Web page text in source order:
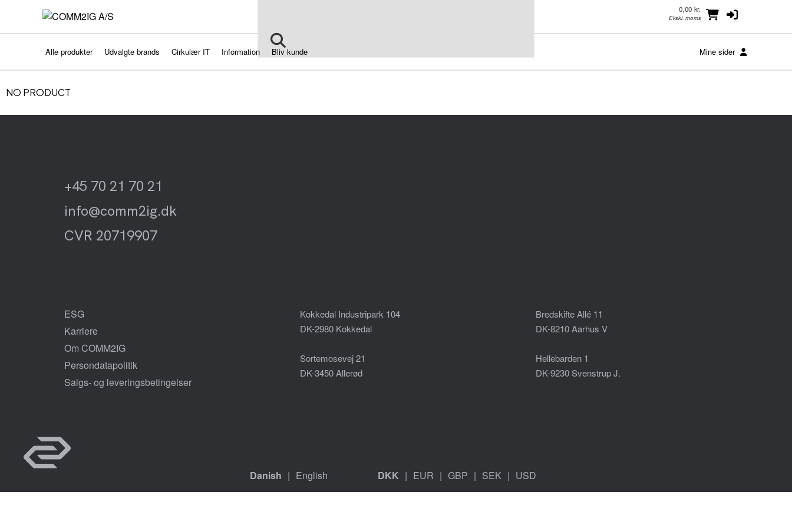
0,00 kr.
Ekskl. moms
Alle produkter Udvalgte brands Cirkulær IT Information Bliv kunde Mine sider
NO PRODUCT
+45 70 21 70 21
info@comm2ig.dk
CVR 20719907
ESG
Karriere
Om COMM2IG
Persondatapolitik
Salgs- og leveringsbetingelser
Kokkedal Industripark 104
DK-2980 Kokkedal
Sortemosevej 21
DK-3450 Allerød
Bredskifte Allé 11
DK-8210 Aarhus V
Hellebarden 1
DK-9230 Svenstrup J.
Danish English DKK EUR GBP SEK USD